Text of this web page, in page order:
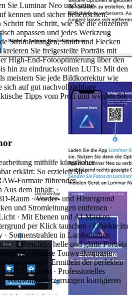
Sie Luminar Neo und seine
kennen und sicher beherrschen.
für Schritt, wie Sie die einzelnen
anpassen und jedes Werkzeug
Stromleitungen, Staub und Flecken
Sie freigestellte Porträts mit
High-End-Fotooptimierung über den
hin zu eindrucksvollen LUTs: Mit den
meistern Sie jede Bildkorrektur wie
sich auf gut nachvollziehbare
Tipps vom Profi und werden Sie
mithilfe künstlicher
erklärt: So erzielen Sie
Formate führender
Aus dem Inhalt: ·
Raum · Vorder- und Hintergrund
und Stromleitungen entfernen ·
· Mit Ebenen und AI-Masken
per Klick tauschen · Objekte im
Sonnenstrahlen in Landschaften ·
· Lebendige, helle und glatte Porträts
· Präzise Tonwertkontraste
anpassen · Ermitteln der perfekten
LUTs nutzen · Professionelles
Weitwinkelverzerrungen korrigieren